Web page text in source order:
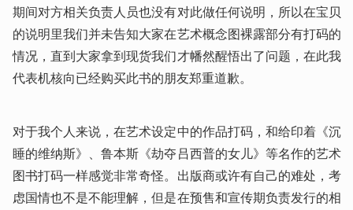
期间对方相关负责人员也没有对此做任何说明，所以在宝贝
的说明里我们并未告知大家在艺术概念图裸露部分有打码的
情况，直到大家拿到现货我们才幡然醒悟出了问题，在此我
代表机核向已经购买此书的朋友郑重道歉。
对于我个人来说，在艺术设定中的作品打码，和给印着《沉
睡的维纳斯》、鲁本斯《劫夺吕西普的女儿》等名作的艺术
图书打码一样感觉非常奇怪。出版商或许有自己的难处，考
虑国情也不是不能理解，但是在预售和宣传期负责发行的相